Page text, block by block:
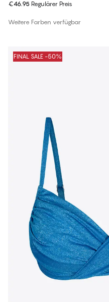
€46.95 Regulärer Preis
Weitere Farben verfügbar
FINAL SALE -50%